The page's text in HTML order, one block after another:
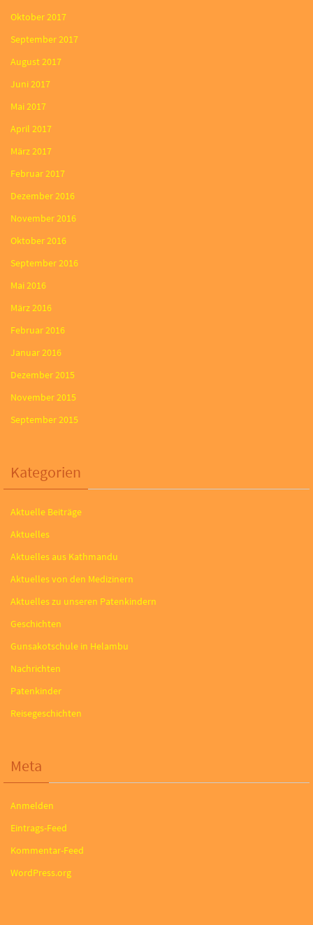
Oktober 2017
September 2017
August 2017
Juni 2017
Mai 2017
April 2017
März 2017
Februar 2017
Dezember 2016
November 2016
Oktober 2016
September 2016
Mai 2016
März 2016
Februar 2016
Januar 2016
Dezember 2015
November 2015
September 2015
Kategorien
Aktuelle Beiträge
Aktuelles
Aktuelles aus Kathmandu
Aktuelles von den Medizinern
Aktuelles zu unseren Patenkindern
Geschichten
Gunsakotschule in Helambu
Nachrichten
Patenkinder
Reisegeschichten
Meta
Anmelden
Eintrags-Feed
Kommentar-Feed
WordPress.org